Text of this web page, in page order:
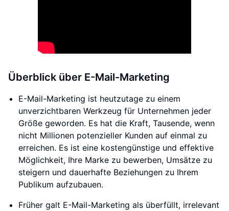
Überblick über E-Mail-Marketing
E-Mail-Marketing ist heutzutage zu einem
unverzichtbaren Werkzeug für Unternehmen jeder
Größe geworden. Es hat die Kraft, Tausende, wenn
nicht Millionen potenzieller Kunden auf einmal zu
erreichen. Es ist eine kostengünstige und effektive
Möglichkeit, Ihre Marke zu bewerben, Umsätze zu
steigern und dauerhafte Beziehungen zu Ihrem
Publikum aufzubauen.
Früher galt E-Mail-Marketing als überfüllt, irrelevant